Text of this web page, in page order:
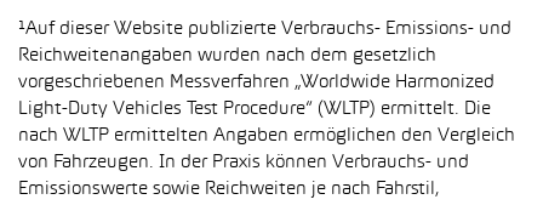
¹Auf dieser Website publizierte Verbrauchs- Emissions- und
Reichweitenangaben wurden nach dem gesetzlich
vorgeschriebenen Messverfahren „Worldwide Harmonized
Light-Duty Vehicles Test Procedure“ (WLTP) ermittelt. Die
nach WLTP ermittelten Angaben ermöglichen den Vergleich
von Fahrzeugen. In der Praxis können Verbrauchs- und
Emissionswerte sowie Reichweiten je nach Fahrstil,